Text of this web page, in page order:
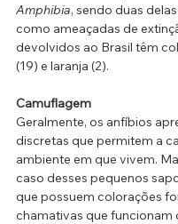
Amphibia, sendo duas
como ameaçadas de
devolvidos ao Brasil têm
(19) e laranja (2).
Camuflagem
Geralmente, os anfíbios
discretas que permitem a
ambiente em que vivem.
caso desses pequenos
que possuem colorações
chamativas que funcionam